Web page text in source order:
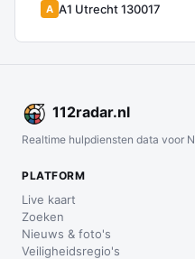
A A1 Utrecht 130017
112radar.nl
Realtime hulpdiensten data voor
PLATFORM
Live kaart
Zoeken
Nieuws & foto's
Veiligheidsregio's